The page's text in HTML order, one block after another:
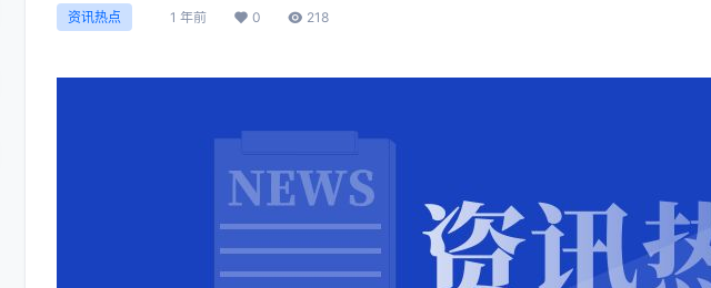
资讯热点 1 年前 0 218